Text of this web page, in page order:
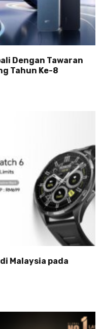
Dengan Tawaran
Tahun Ke-8
Malaysia pada